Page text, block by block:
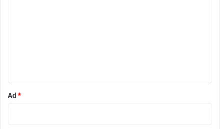
Ad*